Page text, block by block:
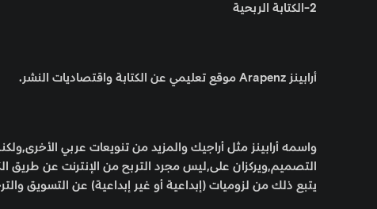
2-الكتابة الربحية
أرابينز Arapenz موقع تعليمي عن الكتابة واقتصاديات النشر.
التصميم,ويركزان على,ليس مجرد التربح من الإنترنت عن طريق
يتبع ذلك من لزوميات (إبداعية أو غير إبداعية) عن التسويق